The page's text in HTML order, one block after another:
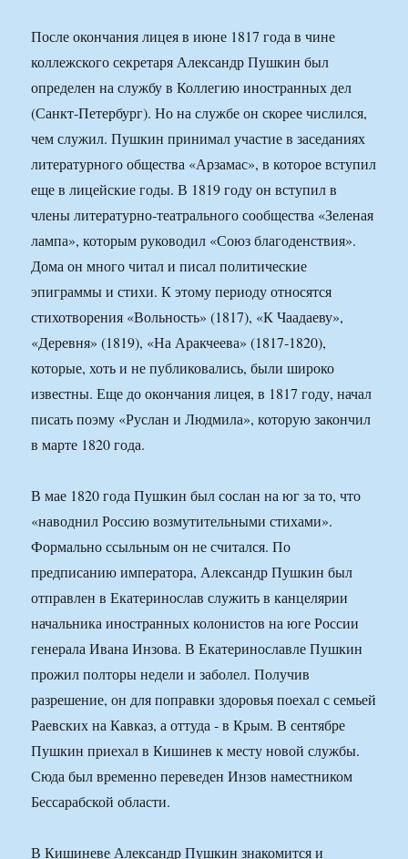
После окончания лицея в июне 1817 года в чине
коллежского секретаря Александр Пушкин был
определен на службу в Коллегию иностранных дел
(Санкт‑Петербург). Но на службе он скорее числился,
чем служил. Пушкин принимал участие в заседаниях
литературного общества «Арзамас», в которое вступил
еще в лицейские годы. В 1819 году он вступил в
члены литературно‑театрального сообщества «Зеленая
лампа», которым руководил «Союз благоденствия».
Дома он много читал и писал политические
эпиграммы и стихи. К этому периоду относятся
стихотворения «Вольность» (1817), «К Чаадаеву»,
«Деревня» (1819), «На Аракчеева» (1817‑1820),
которые, хоть и не публиковались, были широко
известны. Еще до окончания лицея, в 1817 году, начал
писать поэму «Руслан и Людмила», которую закончил
в марте 1820 года.
В мае 1820 года Пушкин был сослан на юг за то, что
«наводнил Россию возмутительными стихами».
Формально ссыльным он не считался. По
предписанию императора, Александр Пушкин был
отправлен в Екатеринослав служить в канцелярии
начальника иностранных колонистов на юге России
генерала Ивана Инзова. В Екатеринославле Пушкин
прожил полторы недели и заболел. Получив
разрешение, он для поправки здоровья поехал с семьей
Раевских на Кавказ, а оттуда ‑ в Крым. В сентябре
Пушкин приехал в Кишинев к месту новой службы.
Сюда был временно переведен Инзов наместником
Бессарабской области.
В Кишиневе Александр Пушкин знакомится и